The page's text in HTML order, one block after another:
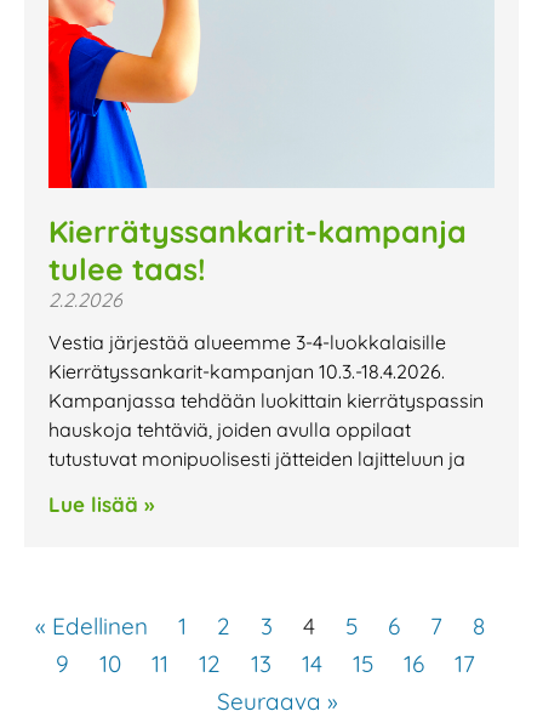
Kierrätyssankarit-kampanja
tulee taas!
2.2.2026
Vestia järjestää alueemme 3-4-luokkalaisille
Kierrätyssankarit-kampanjan 10.3.-18.4.2026.
Kampanjassa tehdään luokittain kierrätyspassin
hauskoja tehtäviä, joiden avulla oppilaat
tutustuvat monipuolisesti jätteiden lajitteluun ja
Lue lisää »
« Edellinen 1 2 3 4 5 6 7
8
9
10 11 12 13 14 15 16
17
Seuraava »